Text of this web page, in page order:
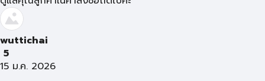
wuttichai
5
15 ม.ค. 2026